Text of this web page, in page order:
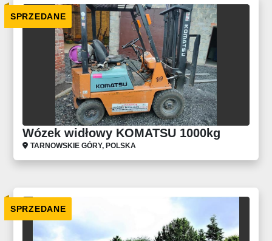
SPRZEDANE
Wózek widłowy KOMATSU 1000kg
TARNOWSKIE GÓRY, POLSKA
SPRZEDANE